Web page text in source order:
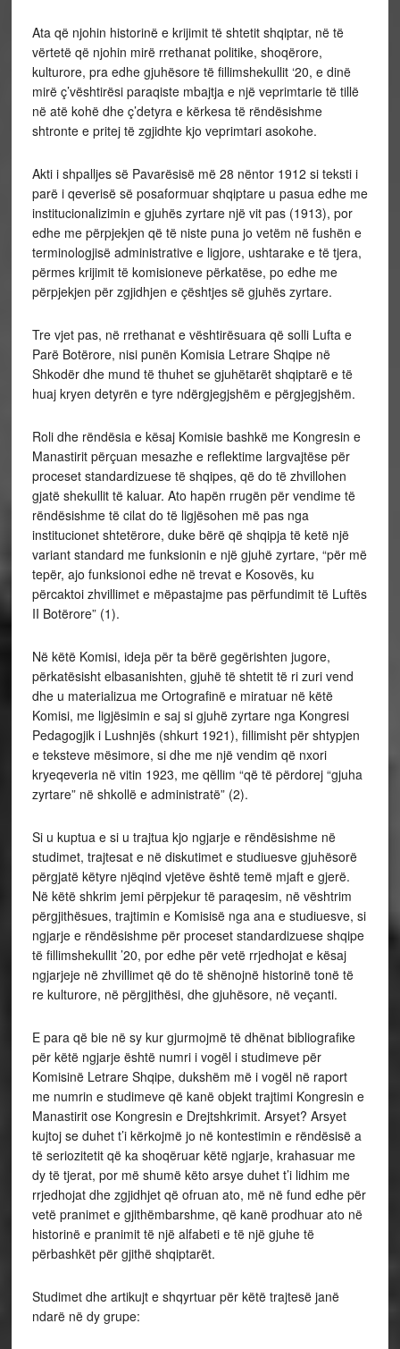
Ata që njohin historinë e krijimit të shtetit shqiptar, në të
vërtetë që njohin mirë rrethanat politike, shoqërore,
kulturore, pra edhe gjuhësore të fillimshekullit ‘20, e dinë
mirë ç’vështirësi paraqiste mbajtja e një veprimtarie të tillë
në atë kohë dhe ç’detyra e kërkesa të rëndësishme
shtronte e pritej të zgjidhte kjo veprimtari asokohe.
Akti i shpalljes së Pavarësisë më 28 nëntor 1912 si teksti i
parë i qeverisë së posaformuar shqiptare u pasua edhe me
institucionalizimin e gjuhës zyrtare një vit pas (1913), por
edhe me përpjekjen që të niste puna jo vetëm në fushën e
terminologjisë administrative e ligjore, ushtarake e të tjera,
përmes krijimit të komisioneve përkatëse, po edhe me
përpjekjen për zgjidhjen e çështjes së gjuhës zyrtare.
Tre vjet pas, në rrethanat e vështirësuara që solli Lufta e
Parë Botërore, nisi punën Komisia Letrare Shqipe në
Shkodër dhe mund të thuhet se gjuhëtarët shqiptarë e të
huaj kryen detyrën e tyre ndërgjegjshëm e përgjegjshëm.
Roli dhe rëndësia e kësaj Komisie bashkë me Kongresin e
Manastirit përçuan mesazhe e reflektime largvajtëse për
proceset standardizuese të shqipes, që do të zhvillohen
gjatë shekullit të kaluar. Ato hapën rrugën për vendime të
rëndësishme të cilat do të ligjësohen më pas nga
institucionet shtetërore, duke bërë që shqipja të ketë një
variant standard me funksionin e një gjuhë zyrtare, “për më
tepër, ajo funksionoi edhe në trevat e Kosovës, ku
përcaktoi zhvillimet e mëpastajme pas përfundimit të Luftës
II Botërore” (1).
Në këtë Komisi, ideja për ta bërë gegërishten jugore,
përkatësisht elbasanishten, gjuhë të shtetit të ri zuri vend
dhe u materializua me Ortografinë e miratuar në këtë
Komisi, me ligjësimin e saj si gjuhë zyrtare nga Kongresi
Pedagogjik i Lushnjës (shkurt 1921), fillimisht për shtypjen
e teksteve mësimore, si dhe me një vendim që nxori
kryeqeveria në vitin 1923, me qëllim “që të përdorej “gjuha
zyrtare” në shkollë e administratë” (2).
Si u kuptua e si u trajtua kjo ngjarje e rëndësishme në
studimet, trajtesat e në diskutimet e studiuesve gjuhësorë
përgjatë këtyre njëqind vjetëve është temë mjaft e gjerë.
Në këtë shkrim jemi përpjekur të paraqesim, në vështrim
përgjithësues, trajtimin e Komisisë nga ana e studiuesve, si
ngjarje e rëndësishme për proceset standardizuese shqipe
të fillimshekullit ’20, por edhe për vetë rrjedhojat e kësaj
ngjarjeje në zhvillimet që do të shënojnë historinë tonë të
re kulturore, në përgjithësi, dhe gjuhësore, në veçanti.
E para që bie në sy kur gjurmojmë të dhënat bibliografike
për këtë ngjarje është numri i vogël i studimeve për
Komisinë Letrare Shqipe, dukshëm më i vogël në raport
me numrin e studimeve që kanë objekt trajtimi Kongresin e
Manastirit ose Kongresin e Drejtshkrimit. Arsyet? Arsyet
kujtoj se duhet t’i kërkojmë jo në kontestimin e rëndësisë a
të seriozitetit që ka shoqëruar këtë ngjarje, krahasuar me
dy të tjerat, por më shumë këto arsye duhet t’i lidhim me
rrjedhojat dhe zgjidhjet që ofruan ato, më në fund edhe për
vetë pranimet e gjithëmbarshme, që kanë prodhuar ato në
historinë e pranimit të një alfabeti e të një gjuhe të
përbashkët për gjithë shqiptarët.
Studimet dhe artikujt e shqyrtuar për këtë trajtesë janë
ndarë në dy grupe: